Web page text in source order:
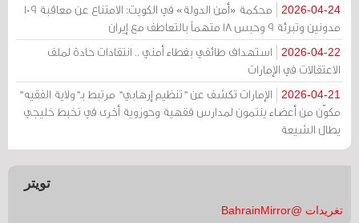
2026-04-24
محكمة «أمن الدولة» في الكويت: الامتناع عن معاقبة 109
مدونين وتبرئة 9 وحبس 18 متهماً بالتعاطف مع إيران
2026-04-22
استهداف طائفي بغطاء أمني .. انتقادات حادة لملف
الاعتقالات في الإمارات
2026-04-21
الإمارات تكشف عن "تنظيم إرهابي" مرتبط بـ"ولاية الفقيه"
مكوّن من أعضاء ينتمون لمدارس فقهية وحوزوية أخرى في تخبط خليجي
يطال الشيعة
تويتر
تغريدات @BahrainMirror